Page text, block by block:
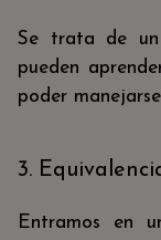
Se trata de un
pueden
poder
3.
Entramos en